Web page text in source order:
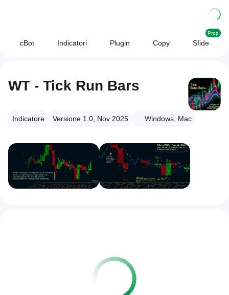
cBot Indicatori Plugin Copy Sfide
Prop
WT - Tick Run Bars
Indicatore Versione 1.0, Nov 2025 Windows, Mac